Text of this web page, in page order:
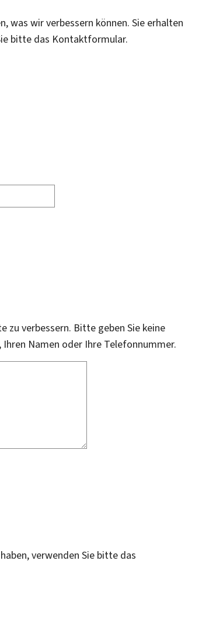
was wir verbessern können. Sie erhalten
bitte das Kontaktformular.
zu verbessern. Bitte geben Sie keine
Namen oder Ihre Telefonnummer.
verwenden Sie bitte das